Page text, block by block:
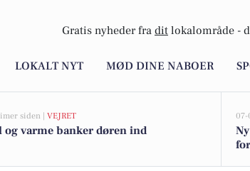
Gratis nyheder fra dit lokalområde -
LOKALT NYT MØD DINE NABOER
siden | VEJRET
og varme banker døren ind
07-